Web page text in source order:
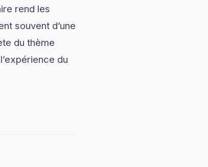
rend les
souvent d’une
du thème
du